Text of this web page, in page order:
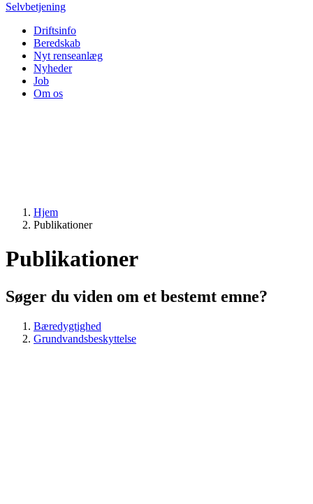
Selvbetjening
Driftsinfo
Beredskab
Nyt renseanlæg
Nyheder
Job
Om os
Hjem
Publikationer
Publikationer
Søger du viden om et bestemt emne?
Bæredygtighed
Grundvandsbeskyttelse